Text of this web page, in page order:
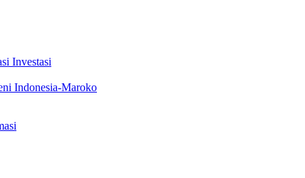
Investasi
Indonesia-Maroko